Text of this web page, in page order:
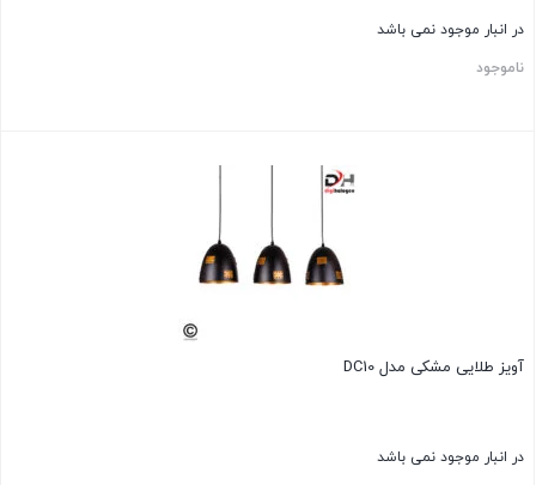
در انبار موجود نمی باشد
ناموجود
آویز طلایی مشکی مدل DC10
در انبار موجود نمی باشد